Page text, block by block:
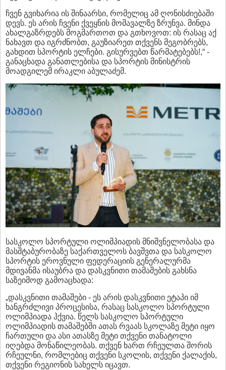
ჩვენ გვიხარია ის შინაარსი, რომელიც ამ ღონისძიებაში
დევს. ეს არის ჩვენი ქვეყნის მომავალზე ზრუნვა. მინდა
ახალგაზრდებს მოგმართოთ და გთხოვოთ: ის რასაც აქ
ნახავთ და იგრძნობთ, გაუზიარეთ თქვენს მეგობრებს,
გახდით სპორტის ელჩები. გისურვებთ წარმატებებს!,“ -
განაცხადა განათლებისა და სპორტის მინისტრის
მოადგილემ ირაკლი აბულაძემ.
სასკოლო სპორტული ოლიმპიადის მნიშვნელობასა და
მასშტაბურობაზე საქართველოს ბავშვთა და სასკოლო
სპორტის ეროვნული ფედერაციის გენერალურმა
მდივანმა ისაუბრა და დასკვნითი თამაშების გახსნა
საზეიმოდ გამოაცხადა:
„დასკვნითი თამაშები - ეს არის დასკვნითი ეტაპი იმ
ხანგრძლივი პროცესისა, რასაც სასკოლო სპორტული
ოლიმპიადა ჰქვია. წელს სასკოლო სპორტული
ოლიმპიადის თამაშებში ათას რვაას სკოლაზე მეტი იყო
ჩართული და ასი ათასზე მეტი თქვენი თანატოლი
იღებდა მონაწილეობას. თქვენ ხართ რჩეულთა შორის
რჩეულნი, რომლებიც თქვენი სკოლის, თქვენი ქალაქის,
თქვენი რეგიონის სახელს იცავთ.